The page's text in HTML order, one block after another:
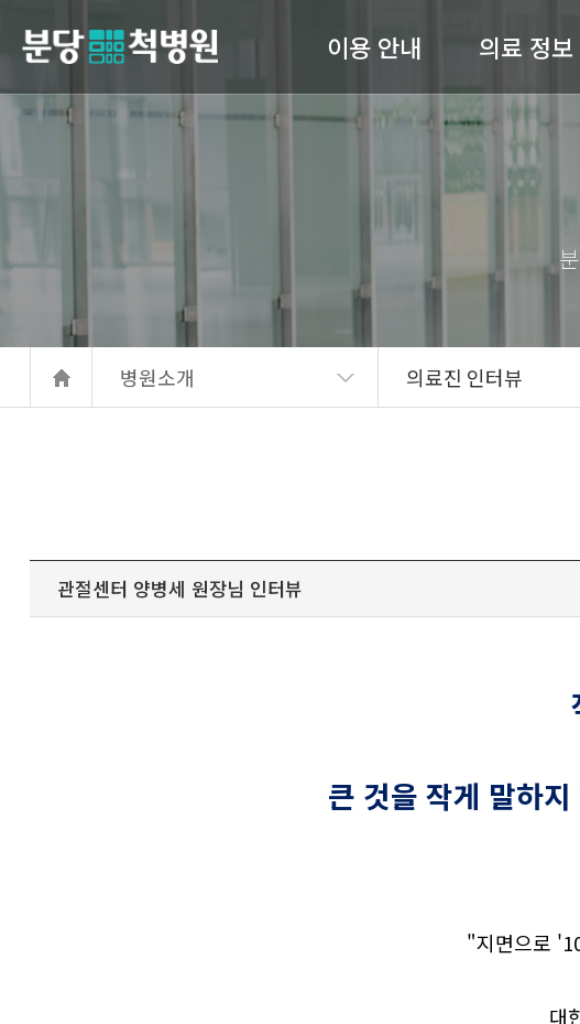
이용 안내
의료진 소개
입퇴원 수속
간호 간병 통합서비스
의료 정보
허리 / 목
어깨 / 팔
기타질환
병원소개 의료진 인터뷰
관절센터 양병세 원장님 인터뷰
큰 것을 작게 말하지
"지면으로
대